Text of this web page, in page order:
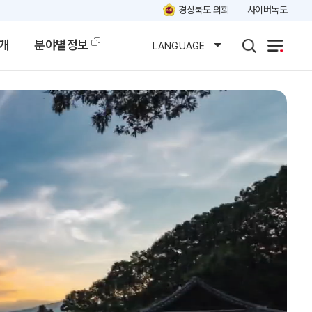
경상북도 의회 사이버독도
분야별정보 LANGUAGE